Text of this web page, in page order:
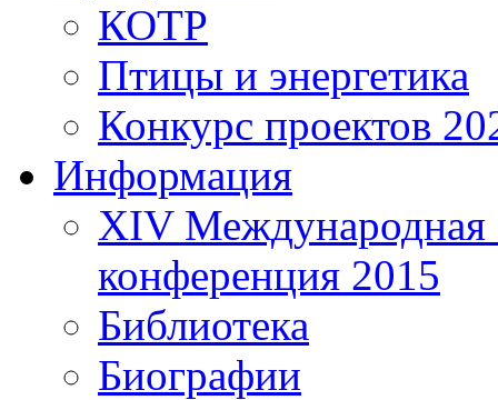
КОТР
Птицы и энергетика
Конкурс проектов
Информация
XIV Международная
конференция 2015
Библиотека
Биографии